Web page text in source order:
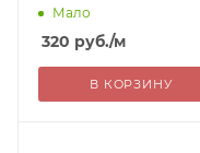
Мало
320 руб./м
В КОРЗИНУ